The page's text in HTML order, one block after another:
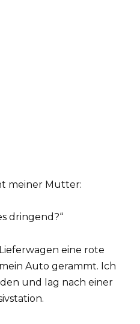
meiner Mutter:
dringend?“
eine rote
Auto gerammt. Ich
und lag nach einer